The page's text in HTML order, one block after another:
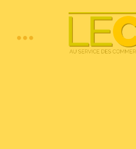
Toggle